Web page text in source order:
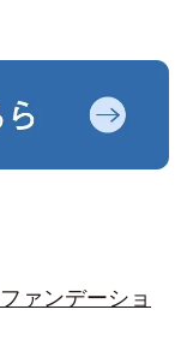
ァンデーショ